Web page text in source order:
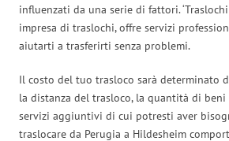
influenzati da una serie di fattori. ‘Traslochi
impresa di traslochi, offre servizi
aiutarti a trasferirti senza problemi.
Il costo del tuo trasloco sarà determinato
la distanza del trasloco, la quantità di
servizi aggiuntivi di cui potresti aver
traslocare da Perugia a Hildesheim